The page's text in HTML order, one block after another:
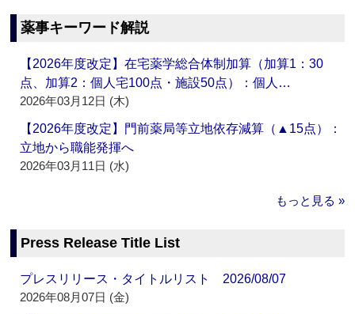
薬事キーワード解説
【2026年度改定】在宅薬学総合体制加算（加算1：30
点、加算2：個人宅100点・施設50点）：個人…
2026年03月12日 (木)
【2026年度改定】門前薬局等立地依存減算（▲15点）：
立地から職能発揮へ
2026年03月11日 (水)
もっと見る »
Press Release Title List
プレスリリース・タイトルリスト 2026/08/07
2026年08月07日 (金)